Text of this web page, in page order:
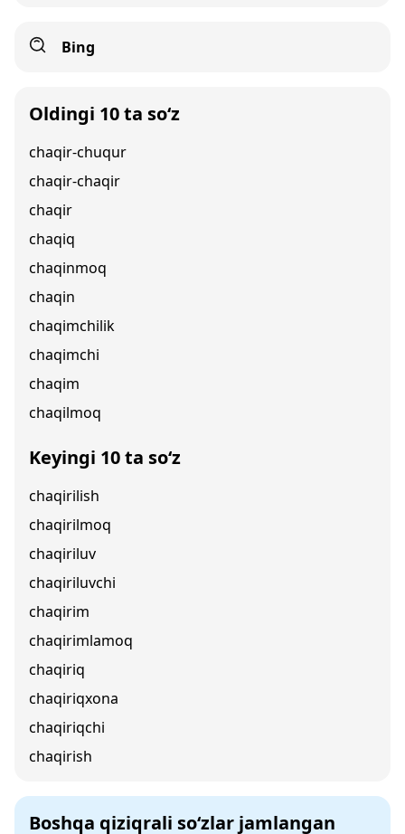
Bing
Oldingi 10 ta so‘z
chaqir-chuqur
chaqir-chaqir
chaqir
chaqiq
chaqinmoq
chaqin
chaqimchilik
chaqimchi
chaqim
chaqilmoq
Keyingi 10 ta so‘z
chaqirilish
chaqirilmoq
chaqiriluv
chaqiriluvchi
chaqirim
chaqirimlamoq
chaqiriq
chaqiriqxona
chaqiriqchi
chaqirish
Boshqa qiziqrali so‘zlar jamlangan